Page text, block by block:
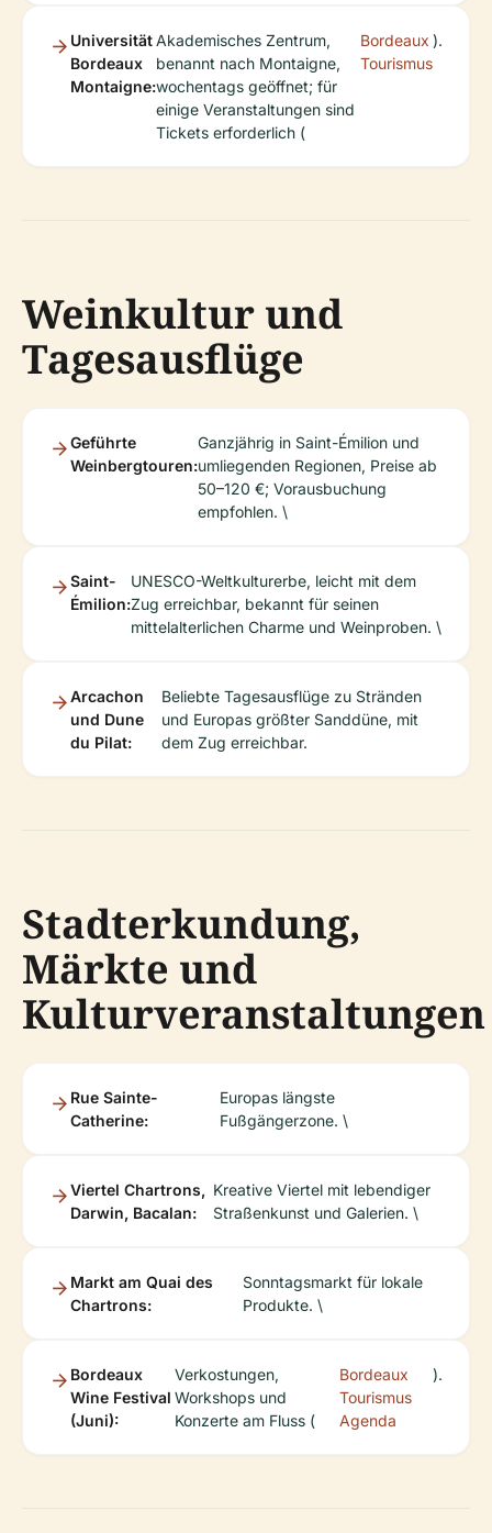
Universität
Bordeaux
Montaigne:
Akademisches Zentrum,
benannt nach Montaigne,
wochentags geöffnet; für
einige Veranstaltungen sind
Tickets erforderlich (
Bordeaux
Tourismus
).
Weinkultur und
Tagesausflüge
Geführte
Weinbergtouren:
Ganzjährig in Saint-Émilion und
umliegenden Regionen, Preise ab
50–120 €; Vorausbuchung
empfohlen. \
Saint-
Émilion:
UNESCO-Weltkulturerbe, leicht mit dem
Zug erreichbar, bekannt für seinen
mittelalterlichen Charme und Weinproben. \
Arcachon
und Dune
du Pilat:
Beliebte Tagesausflüge zu Stränden
und Europas größter Sanddüne, mit
dem Zug erreichbar.
Stadterkundung,
Märkte und
Kulturveranstaltungen
Rue Sainte-
Catherine:
Europas längste
Fußgängerzone. \
Viertel Chartrons,
Darwin, Bacalan:
Kreative Viertel mit lebendiger
Straßenkunst und Galerien. \
Markt am Quai des
Chartrons:
Sonntagsmarkt für lokale
Produkte. \
Bordeaux
Wine Festival
(Juni):
Verkostungen,
Workshops und
Konzerte am Fluss (
Bordeaux
Tourismus
Agenda
).